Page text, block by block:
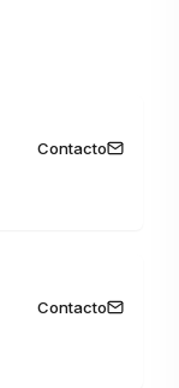
Contacto
Contacto